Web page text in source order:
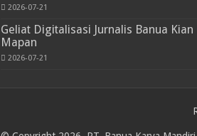
2026-07-21
Geliat Digitalisasi Jurnalis Banua Kian
Mapan
2026-07-21